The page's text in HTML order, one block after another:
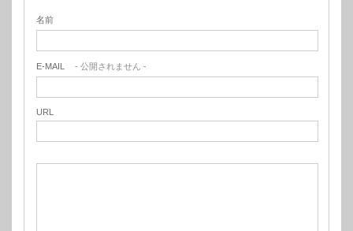
名前
E-MAIL - 公開されません -
URL